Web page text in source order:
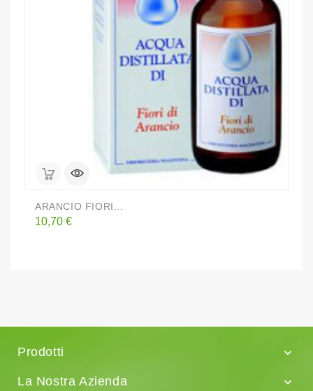
ARANCIO FIORI...
Prezzo
10,70 €
Prodotti

La Nostra Azienda
